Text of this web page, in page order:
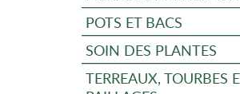
POTS ET BACS
SOIN DES PLANTES
TERREAUX, TOURBES